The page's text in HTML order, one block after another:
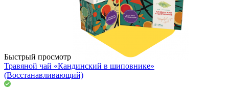
Быстрый просмотр
Травяной чай «Кандинский в шиповнике»
(Восстанавливающий)